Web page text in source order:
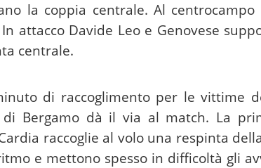
la coppia centrale. Al
attacco Davide Leo e Genovese
centrale.
di raccoglimento per le vittime
di Bergamo dà il via al match. La
raccoglie al volo una respinta
e mettono spesso in difficoltà gli